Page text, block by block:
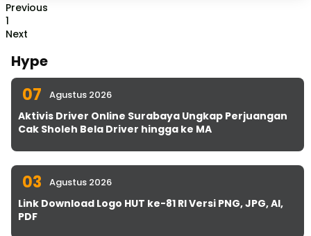
Previous
1
Next
Hype
07 Agustus 2026
Aktivis Driver Online Surabaya Ungkap Perjuangan
Cak Sholeh Bela Driver hingga ke MA
03 Agustus 2026
Link Download Logo HUT ke-81 RI Versi PNG, JPG, AI,
PDF